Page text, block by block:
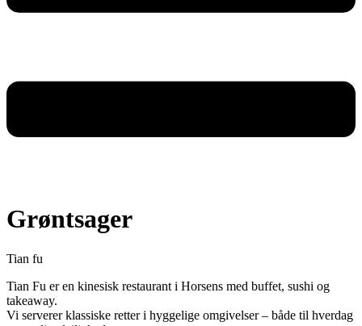
Grøntsager
Tian fu
Tian Fu er en kinesisk restaurant i Horsens med buffet, sushi og
takeaway.
Vi serverer klassiske retter i hyggelige omgivelser – både til hverdag